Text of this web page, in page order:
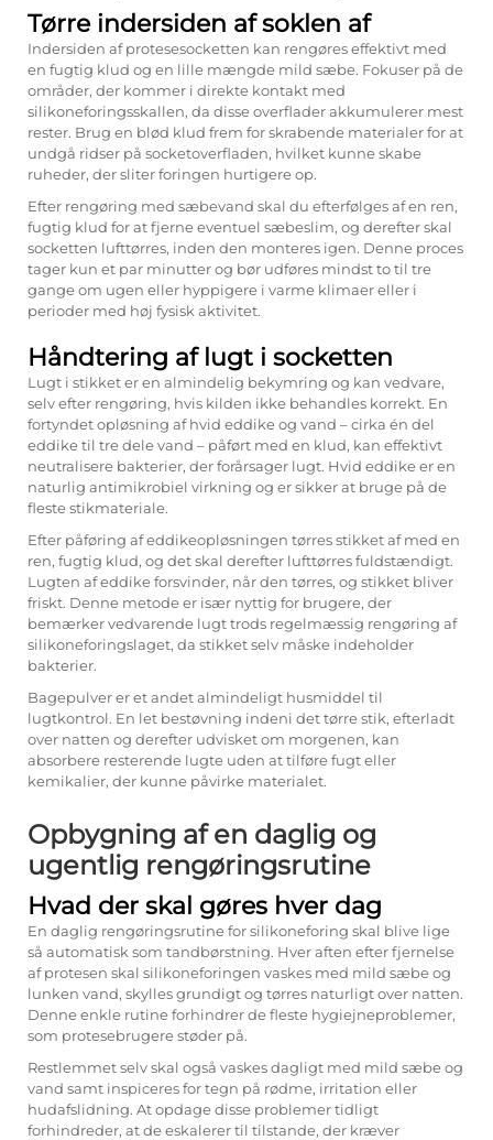
Tørre indersiden af soklen af
Indersiden af protesesocketten kan rengøres effektivt med
en fugtig klud og en lille mængde mild sæbe. Fokuser på de
områder, der kommer i direkte kontakt med
silikoneforingsskallen, da disse overflader akkumulerer mest
rester. Brug en blød klud frem for skrabende materialer for at
undgå ridser på socketoverfladen, hvilket kunne skabe
ruheder, der sliter foringen hurtigere op.
Efter rengøring med sæbevand skal du efterfølges af en ren,
fugtig klud for at fjerne eventuel sæbeslim, og derefter skal
socketten lufttørres, inden den monteres igen. Denne proces
tager kun et par minutter og bør udføres mindst to til tre
gange om ugen eller hyppigere i varme klimaer eller i
perioder med høj fysisk aktivitet.
Håndtering af lugt i socketten
Lugt i stikket er en almindelig bekymring og kan vedvare,
selv efter rengøring, hvis kilden ikke behandles korrekt. En
fortyndet opløsning af hvid eddike og vand – cirka én del
eddike til tre dele vand – påført med en klud, kan effektivt
neutralisere bakterier, der forårsager lugt. Hvid eddike er en
naturlig antimikrobiel virkning og er sikker at bruge på de
fleste stikmateriale.
Efter påføring af eddikeopløsningen tørres stikket af med en
ren, fugtig klud, og det skal derefter lufttørres fuldstændigt.
Lugten af eddike forsvinder, når den tørres, og stikket bliver
friskt. Denne metode er især nyttig for brugere, der
bemærker vedvarende lugt trods regelmæssig rengøring af
silikoneforingslaget, da stikket selv måske indeholder
bakterier.
Bagepulver er et andet almindeligt husmiddel til
lugtkontrol. En let bestøvning indeni det tørre stik, efterladt
over natten og derefter udvisket om morgenen, kan
absorbere resterende lugte uden at tilføre fugt eller
kemikalier, der kunne påvirke materialet.
Opbygning af en daglig og
ugentlig rengøringsrutine
Hvad der skal gøres hver dag
En daglig rengøringsrutine for silikoneforing skal blive lige
så automatisk som tandbørstning. Hver aften efter fjernelse
af protesen skal silikoneforingen vaskes med mild sæbe og
lunken vand, skylles grundigt og tørres naturligt over natten.
Denne enkle rutine forhindrer de fleste hygiejneproblemer,
som protesebrugere støder på.
Restlemmet selv skal også vaskes dagligt med mild sæbe og
vand samt inspiceres for tegn på rødme, irritation eller
hudafslidning. At opdage disse problemer tidligt
forhindreder, at de eskalerer til tilstande, der kræver